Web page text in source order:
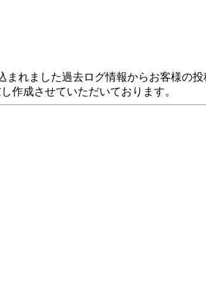
まれました過去ログ情報からお客様の
作成させていただいております。